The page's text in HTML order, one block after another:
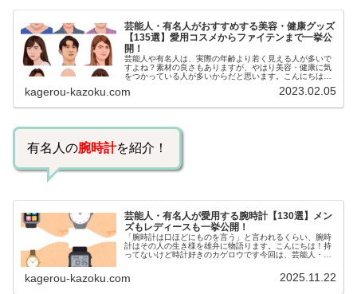
芸能人・有名人がおすすめする美容・健康グッズ
【135選】愛用コスメからファイテンまで一挙公
開！
芸能人や有名人は、実際の年齢より若く見える人が多いで
すよね？素材の良さもありますが、やはり美容・健康に気
をつかっている人が多いからだと思います。こんにちは！
いるのでしょうか？今回は、芸能人…
kagerou-kazoku.com 2023.02.05
有名人の腕時計を紹介！
芸能人・有名人が愛用する腕時計【130選】メン
ズもレディースも一挙公開！
「腕時計は口ほどにものを言う」と言われるくらい、腕時
計はその人の生き様を雄弁に物語ります。こんにちは！持
ってないけど時計好きのカゲロウです今回は、芸能人・有
kagerou-kazoku.com 2025.11.22